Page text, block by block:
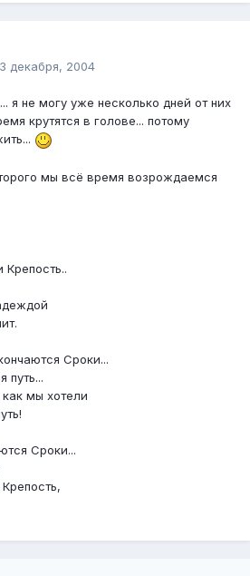
декабря, 2004
я не могу уже несколько дней от них
крутятся в голове... потому
мы всё время возрождаемся
Сроки...
путь...
мы хотели
Сроки...